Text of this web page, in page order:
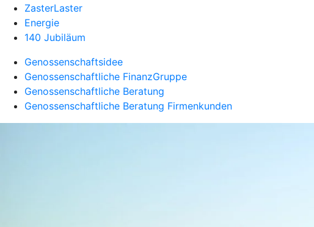
ZasterLaster
Energie
140 Jubiläum
Genossenschaftsidee
Genossenschaftliche FinanzGruppe
Genossenschaftliche Beratung
Genossenschaftliche Beratung Firmenkunden